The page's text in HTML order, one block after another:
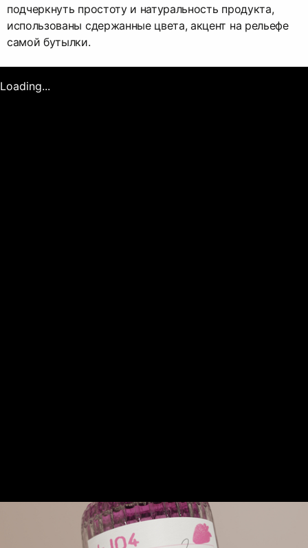
подчеркнуть простоту и натуральность продукта,
использованы сдержанные цвета, акцент на рельефе
самой бутылки.
Loading...